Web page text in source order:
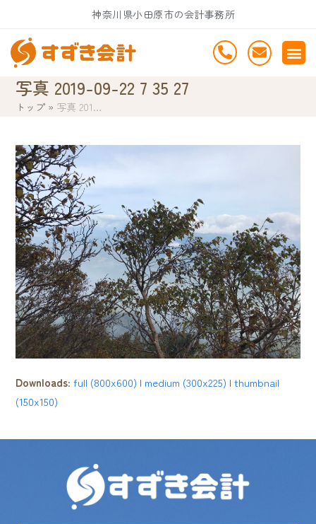
content
神奈川県小田原市の会計事務所
写真 2019-09-22 7 35 27
トップ » 写真 201…
Downloads:full (800x600) | medium (300x225) |thumbnail
(150x150)